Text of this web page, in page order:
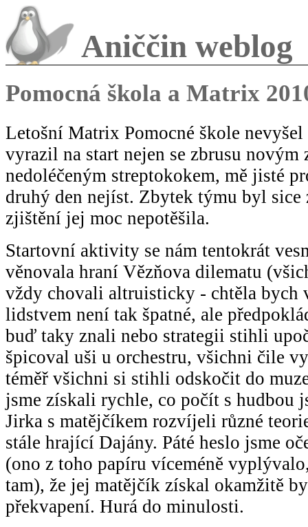
Aniččin weblog
Pomocná škola a Matrix
Letošní Matrix Pomocné škole nevyšel
vyrazil na start nejen se zbrusu novým
nedoléčeným streptokokem, mě jisté
druhý den nejíst. Zbytek týmu byl sice
zjištění jej moc nepotěšila.
Startovní aktivity se nám tentokrát
věnovala hraní Vězňova dilematu
vždy chovali altruisticky - chtěla bych
lidstvem není tak špatné, ale
buď taky znali nebo strategii stihli
špicoval uši u orchestru, všichni čile
téměř všichni si stihli odskočit do
jsme získali rychle, co počít s hudbou
Jirka s matějčíkem rozvíjeli různé
stále hrající Dajány. Páté heslo jsme
(ono z toho papíru víceméně
tam), že jej matějčík získal okamžitě
překvapení. Hurá do minulosti.